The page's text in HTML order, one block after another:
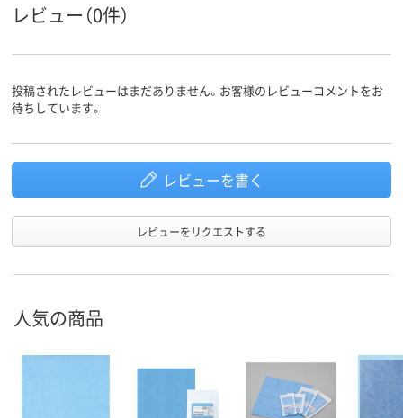
レビュー（0件）
投稿されたレビューはまだありません。お客様のレビューコメントをお
待ちしています。
レビューを書く
レビューをリクエストする
人気の商品